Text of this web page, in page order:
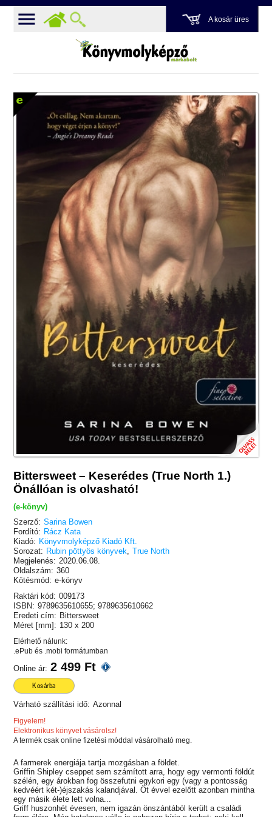
A kosár üres
Bittersweet – Keserédes (True North 1.)
Önállóan is olvasható!
(e-könyv)
Szerző: Sarina Bowen
Fordító: Rácz Kata
Kiadó: Könyvmolyképző Kiadó Kft.
Sorozat: Rubin pöttyös könyvek, True North
Megjelenés: 2020.06.08.
Oldalszám: 360
Kötésmód: e-könyv
Raktári kód: 009173
ISBN: 9789635610655; 9789635610662
Eredeti cím: Bittersweet
Méret [mm]: 130 x 200
Elérhető nálunk:
.ePub és .mobi formátumban
Online ár: 2 499 Ft
Kosárba
Várható szállítási idő: Azonnal
Figyelem!
Elektronikus könyvet vásárolsz!
A termék csak online fizetési móddal vásárolható meg.
A farmerek energiája tartja mozgásban a földet.
Griffin Shipley cseppet sem számított arra, hogy egy vermonti földút
szélén, egy árokban fog összefutni egykori egy (vagy a pontosság
kedvéért két-)éjszakás kalandjával. Öt évvel ezelőtt azonban mintha
egy másik élete lett volna...
Griff huszonhét évesen, nem igazán önszántából került a családi